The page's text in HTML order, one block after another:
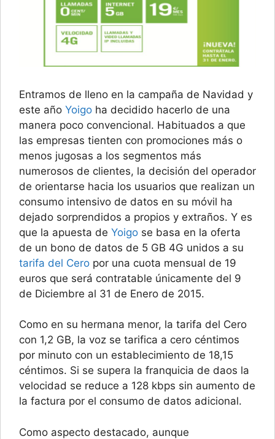
Entramos de lleno en la campaña de Navidad y
este año Yoigo ha decidido hacerlo de una
manera poco convencional. Habituados a que
las empresas tienten con promociones más o
menos jugosas a los segmentos más
numerosos de clientes, la decisión del operador
de orientarse hacia los usuarios que realizan un
consumo intensivo de datos en su móvil ha
dejado sorprendidos a propios y extraños. Y es
que la apuesta de Yoigo se basa en la oferta
de un bono de datos de 5 GB 4G unidos a su
tarifa del Cero por una cuota mensual de 19
euros que será contratable únicamente del 9
de Diciembre al 31 de Enero de 2015.
Como en su hermana menor, la tarifa del Cero
con 1,2 GB, la voz se tarifica a cero céntimos
por minuto con un establecimiento de 18,15
céntimos. Si se supera la franquicia de daos la
velocidad se reduce a 128 kbps sin aumento de
la factura por el consumo de datos adicional.
Como aspecto destacado, aunque